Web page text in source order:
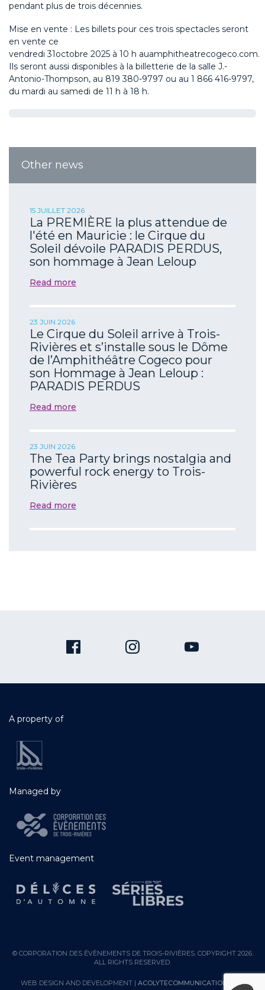
pendant plus de trois décennies.
Mise en vente : Les billets pour ces trois spectacles seront
en vente ce
vendredi31 octobre 2025 à 1 0 h auamphitheatrecogeco.com.
Ils seront aussi disponibles à la billetterie de la salle J.-
Antonio-Thompson, au 819 380-9797 ou au 1 866 416-9797,
du mardi au samedi de 11 h à 18 h.
Other news
15 JUILLET 2026
La PREMIÈRE la plus attendue de
l'été en Mauricie : le Cirque du
Soleil dévoile PARADIS PERDUS,
son hommage à Jean Leloup
Read more
23 JUIN 2026
Le Cirque du Soleil arrive à Trois-
Rivières et s’installe sous le Dôme
de l’Amphithéâtre Cogeco pour
son Hommage à Jean Leloup :
PARADIS PERDUS
Read more
23 JUIN 2026
The Tea Party brings nostalgia and
powerful rock energy to Trois-
Rivières
Read more
A property of
Managed by
Event management
© CORPORATION DES ÉVÈNEMENTS DE TROIS-RIVIÈRES. COPYRIGHT 2026.
ALL RIGHTS RESERVED.
WEB DESIGN AND DEVELOPMENT | ACOLYTECOMMUNICATION.COM